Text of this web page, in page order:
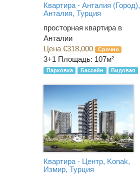
Квартира - Анталия (Город),
Анталия, Турция
просторная квартира в
Анталии
Цена €318,000
Срочно
3+1 Площадь: 107м²
Парковка Бассейн Видовая
Квартира - Центр, Konak,
Измир, Турция